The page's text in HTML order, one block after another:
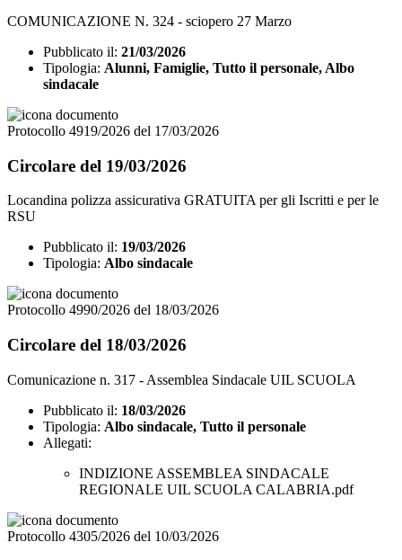
COMUNICAZIONE N. 324 - sciopero 27 Marzo
Pubblicato il: 21/03/2026
Tipologia: Alunni, Famiglie, Tutto il personale, Albo
sindacale
Protocollo 4919/2026 del 17/03/2026
Circolare del 19/03/2026
Locandina polizza assicurativa GRATUITA per gli Iscritti e per le
RSU
Pubblicato il: 19/03/2026
Tipologia: Albo sindacale
Protocollo 4990/2026 del 18/03/2026
Circolare del 18/03/2026
Comunicazione n. 317 - Assemblea Sindacale UIL SCUOLA
Pubblicato il: 18/03/2026
Tipologia: Albo sindacale, Tutto il personale
Allegati:
INDIZIONE ASSEMBLEA SINDACALE
REGIONALE UIL SCUOLA CALABRIA.pdf
Protocollo 4305/2026 del 10/03/2026